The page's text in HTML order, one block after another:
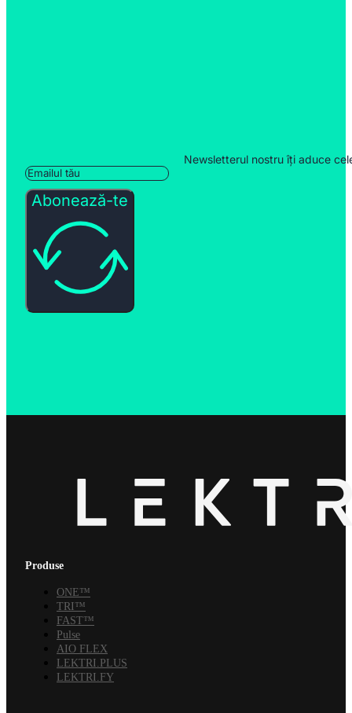
Newsletterul nostru îți aduce
Abonează-te
Produse
ONE™
TRI™
FAST™
Pulse
AIO FLEX
LEKTRI.PLUS
LEKTRI.FY